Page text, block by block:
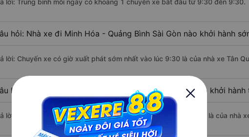
lời: Trung bình mỗi ngày có khoảng 1 chuyến xe bắt đầu từ 9:30 đến 9:30.
hỏi: Nhà xe đi Minh Hóa - Quảng Bình Sài Gòn nào khởi hành
lời: Chuyến xe có giờ xuất phát sớm nhất vào lúc 9:30 là của nhà xe Tân
hỏi: Nhà xe đi Sài Gòn từ Minh Hóa - Quảng Bình nào khởi hành
lời: Chuyến xe có giờ xuất phát trễ (muộn) nhất là vào lúc 9:30 là của nhà